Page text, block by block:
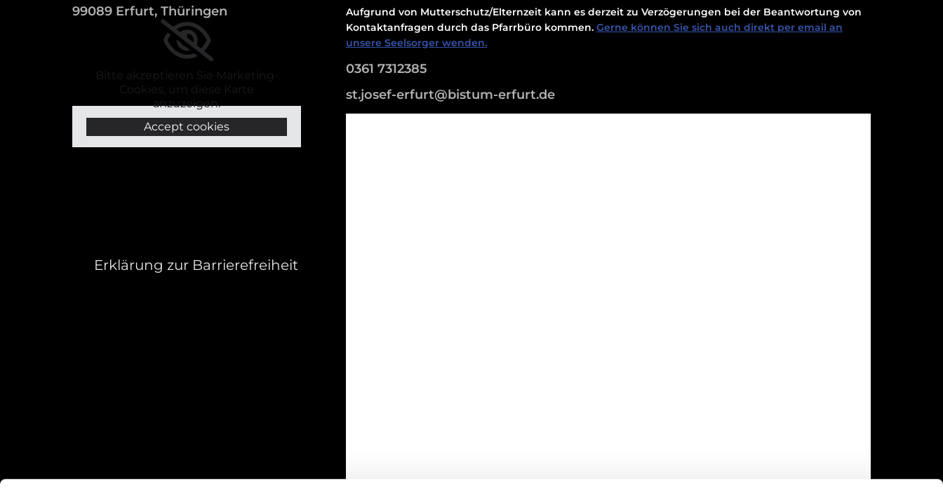
99089 Erfurt, Thüringen
Bitte akzeptieren Sie Marketing-
Cookies, um diese Karte
anzuzeigen.
Accept cookies
Erklärung zur Barrierefreiheit
Aufgrund von Mutterschutz/Elternzeit kann es derzeit zu Verzögerungen bei der Beantwortung von
Kontaktanfragen durch das Pfarrbüro kommen. Gerne können Sie sich auch direkt per email an
unsere Seelsorger wenden.
0361 7312385
st.josef-erfurt@bistum-erfurt.de